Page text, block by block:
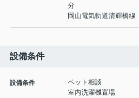
分
岡山電気軌道清輝橋線
設備条件
設備条件
ペット相談
室内洗濯機置場